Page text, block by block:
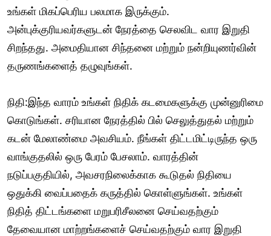
உங்கள் மிகப்பெரிய பலமாக இருக்கும்.
அன்புக்குரியவர்களுடன் நேரத்தை செலவிட வார இறுதி
சிறந்தது. அமைதியான சிந்தனை மற்றும் நன்றியுணர்வின்
தருணங்களைத் தழுவுங்கள்.
நிதி:இந்த வாரம் உங்கள் நிதிக் கடமைகளுக்கு முன்னுரிமை
கொடுங்கள். சரியான நேரத்தில் பில் செலுத்துதல் மற்றும்
கடன் மேலாண்மை அவசியம். நீங்கள் திட்டமிட்டிருந்த ஒரு
வாங்குதலில் ஒரு பேரம் பேசலாம். வாரத்தின்
நடுப்பகுதியில், அவசரநிலைக்காக கூடுதல் நிதியை
ஒதுக்கி வைப்பதைக் கருத்தில் கொள்ளுங்கள். உங்கள்
நிதித் திட்டங்களை மறுபரிசீலனை செய்வதற்கும்
தேவையான மாற்றங்களைச் செய்வதற்கும் வார இறுதி